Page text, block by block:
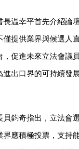
長温幸平首先介紹論
僅提供業界與候選人
，促進未來立法會議
進出口界的可持續發
貝鈞奇指出，立法會
界應積極投票，支持